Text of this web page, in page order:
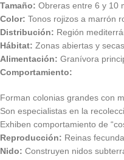
Tamaño: Obreras entre 6 y 10
Color: Tonos rojizos a marrón
Distribución: Región
Hábitat: Zonas abiertas y
Alimentación: Granívora
Comportamiento:
Forman colonias grandes con
Son especialistas en la
Exhiben comportamiento de
Reproducción: Reinas
Nido: Construyen nidos